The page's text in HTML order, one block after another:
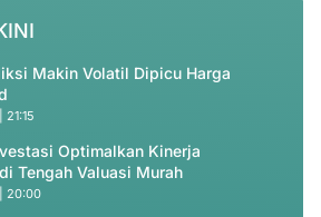
Makin Volatil Dipicu Harga
Optimalkan Kinerja
Tengah Valuasi Murah
20:00